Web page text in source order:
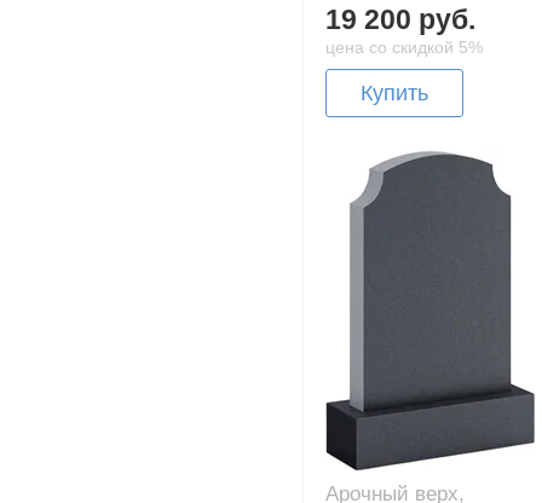
19 200 руб.
цена со скидкой 5%
Купить
Арочный верх,